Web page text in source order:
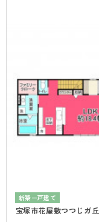
新築一戸建て
宝塚市花屋敷つつじガ丘